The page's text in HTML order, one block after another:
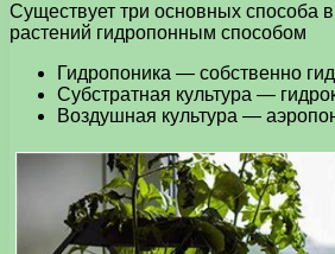
Существует три основных способа
растений гидропонным способом
Гидропоника — собственно
Субстратная культура —
Воздушная культура —